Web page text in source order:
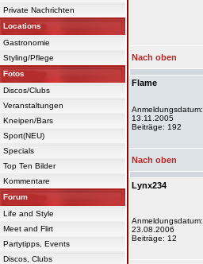
Private Nachrichten
Locations
Gastronomie
Styling/Pflege
Fotos
Discos/Clubs
Veranstaltungen
Kneipen/Bars
Sport(NEU)
Specials
Top Ten Bilder
Kommentare
Forum
Life and Style
Meet and Flirt
Partytipps, Events
Discos, Clubs
Nach oben
Flame
Anmeldungsdatum:
13.11.2005
Beiträge: 192
Nach oben
Lynx234
Anmeldungsdatum:
23.08.2006
Beiträge: 12